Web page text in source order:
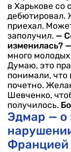
в Харькове со
дебютировал.
приехал.
заполучил. —
изменилась? —
много
Думаю, это
понимали, что
почетно.
Шевченко,
получилось.
Эдмар — о
Францией